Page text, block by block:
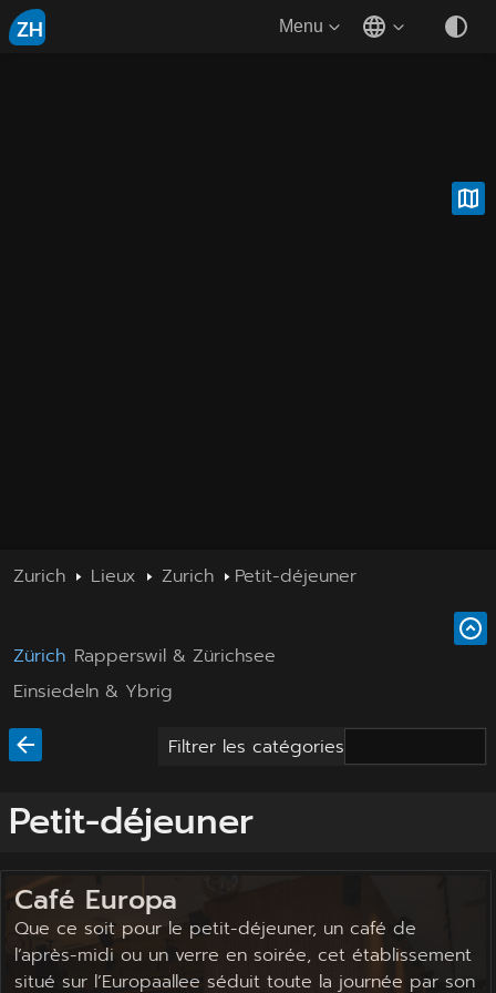
ZH Menu
Zurich Lieux Zurich Petit-déjeuner
Zürich Rapperswil & Zürichsee
Einsiedeln & Ybrig
Filtrer les catégories
Petit-déjeuner
Café Europa
Que ce soit pour le petit-déjeuner, un café de
l’après-midi ou un verre en soirée, cet établissement
situé sur l’Europaallee séduit toute la journée par son